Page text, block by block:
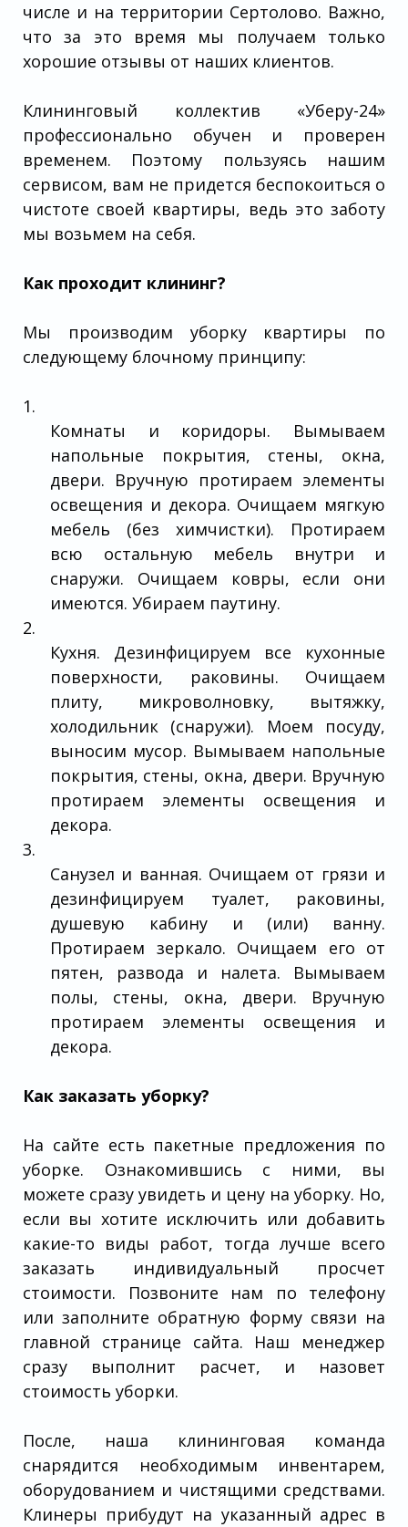
числе и на территории Сертолово. Важно,
что за это время мы получаем только
хорошие отзывы от наших клиентов.
Клининговый коллектив «Уберу-24»
профессионально обучен и проверен
временем. Поэтому пользуясь нашим
сервисом, вам не придется беспокоиться о
чистоте своей квартиры, ведь это заботу
мы возьмем на себя.
Как проходит клининг?
Мы производим уборку квартиры по
следующему блочному принципу:
Комнаты и коридоры. Вымываем
напольные покрытия, стены, окна,
двери. Вручную протираем элементы
освещения и декора. Очищаем мягкую
мебель (без химчистки). Протираем
всю остальную мебель внутри и
снаружи. Очищаем ковры, если они
имеются. Убираем паутину.
Кухня. Дезинфицируем все кухонные
поверхности, раковины. Очищаем
плиту, микроволновку, вытяжку,
холодильник (снаружи). Моем посуду,
выносим мусор. Вымываем напольные
покрытия, стены, окна, двери. Вручную
протираем элементы освещения и
декора.
Санузел и ванная. Очищаем от грязи и
дезинфицируем туалет, раковины,
душевую кабину и (или) ванну.
Протираем зеркало. Очищаем его от
пятен, развода и налета. Вымываем
полы, стены, окна, двери. Вручную
протираем элементы освещения и
декора.
Как заказать уборку?
На сайте есть пакетные предложения по
уборке. Ознакомившись с ними, вы
можете сразу увидеть и цену на уборку. Но,
если вы хотите исключить или добавить
какие-то виды работ, тогда лучше всего
заказать индивидуальный просчет
стоимости. Позвоните нам по телефону
или заполните обратную форму связи на
главной странице сайта. Наш менеджер
сразу выполнит расчет, и назовет
стоимость уборки.
После, наша клининговая команда
снарядится необходимым инвентарем,
оборудованием и чистящими средствами.
Клинеры прибудут на указанный адрес в